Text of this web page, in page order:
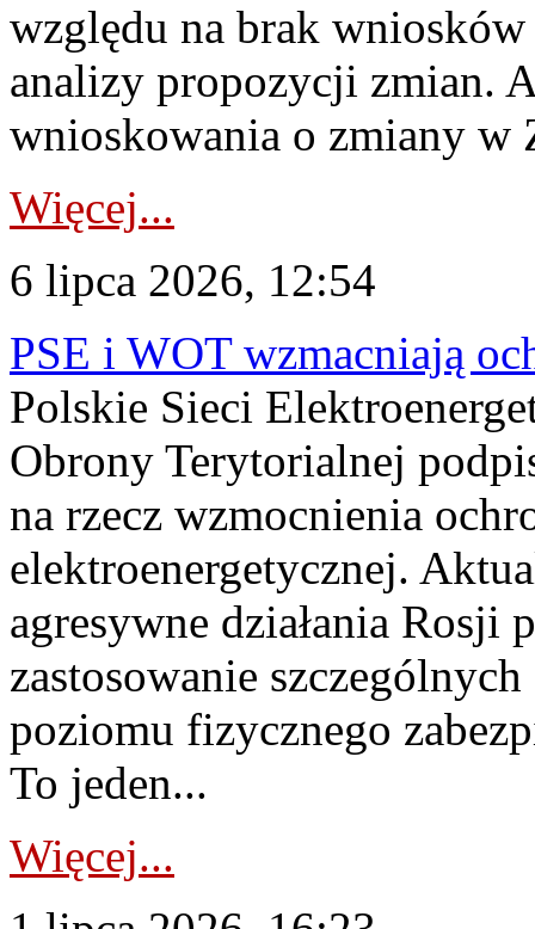
względu na brak
analizy propozycji zmian.
wnioskowania o zmiany w
Więcej...
6 lipca 2026, 12:54
PSE i WOT wzmacniają
Polskie Sieci
Obrony Terytorialnej
na rzecz wzmocnienia
elektroenergetycznej.
agresywne działania Rosji
zastosowanie
poziomu fizycznego
To jeden...
Więcej...